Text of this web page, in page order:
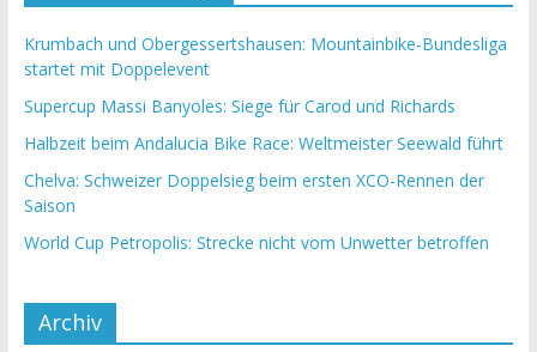
Krumbach und Obergessertshausen: Mountainbike-Bundesliga
startet mit Doppelevent
Supercup Massi Banyoles: Siege für Carod und Richards
Halbzeit beim Andalucia Bike Race: Weltmeister Seewald führt
Chelva: Schweizer Doppelsieg beim ersten XCO-Rennen der
Saison
World Cup Petropolis: Strecke nicht vom Unwetter betroffen
Archiv